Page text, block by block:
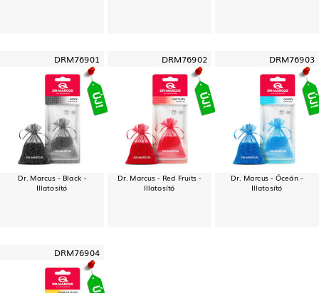
DRM76901
Dr. Marcus - Black -
Illatosító
DRM76902
Dr. Marcus - Red Fruits -
Illatosító
DRM76903
Dr. Marcus - Óceán -
Illatosító
DRM76904